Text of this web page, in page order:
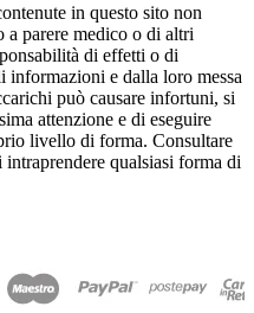
in questo sito non
a parere medico o di altri
di effetti o di
informazioni e dalla loro messa
può causare infortuni, si
attenzione e di eseguire
livello di forma. Consultare
qualsiasi forma di